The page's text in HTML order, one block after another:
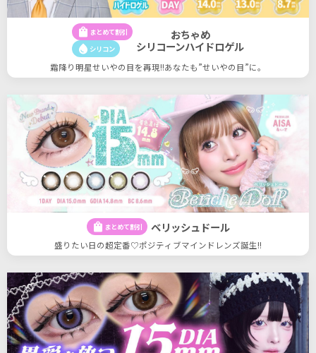
shopping_bag まとめて割引
water_drop シリコン
おちゃめ
シリコーンハイドロゲル
霜降り明星せいやの目を再現!!あなたも”せいやの目”に。
shopping_bag まとめて割引 ベリッシュドール
盛りたい日の超定番♡ポジティブマインドレンズ誕生!!